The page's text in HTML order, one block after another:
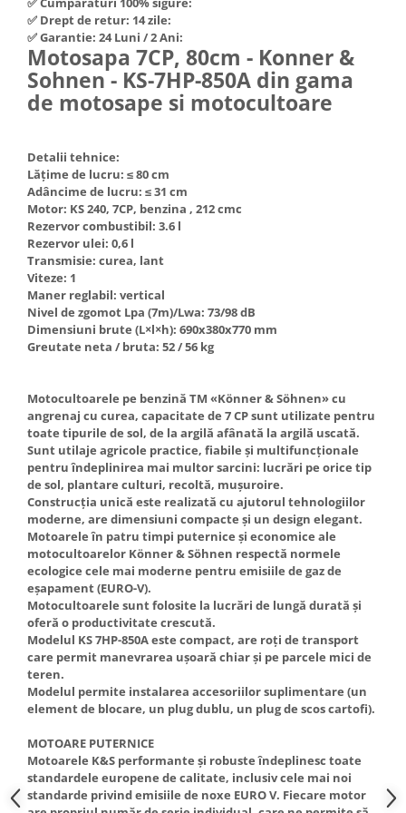
Nivela de masurat
Pistoale de impact electrice si
pneumatice
Pistoale de vopsit
Polizoare electrice de banc si
unghiulare
Rindele si freze pentru lemn
Redresoare auto - roboti de
pornire
Suflante cu aer cald
Scari metalice
Strungurii
Scule pentru electricieni
Truse de scule
Truse de lipit PPR
Ventuze cu brate pentru transport
Vibratoare beton
Hote Telescopice
Hote Traditionale
Hote Incorporabile
Hote Country
Hote Insula
Accesorii, consumabile hote
Masini de tocat carne
Masini de carnati ( CARNATARI )
Masini de spalat vase
Masini de spalat vase incorporabile
Masini de spalat vase
independente
Masini de spalat rufe
Masini de spalat rufe incorporabile
Masini de spalat rufe cu uscator
Uscatoare de rufe
Masini de facut paine
Pachete electrocasnice
incorporabile
Seturi oale
SANDWICH MAKER
Storcatoare de fructe
Televizoare
✅ Drept de retur: 14 zile:
✅ Garantie: 24 Luni / 2 Ani:
Motosapa 7CP, 80cm - Konner &
Sohnen - KS-7HP-850A din gama
de motosape si motocultoare
Detalii tehnice:
Lăţime de lucru: ≤ 80 cm
Adâncime de lucru: ≤ 31 cm
Motor: KS 240, 7CP, benzina , 212 cmc
Rezervor combustibil: 3.6 l
Rezervor ulei: 0,6 l
Transmisie: curea, lant
Viteze: 1
Maner reglabil: vertical
Nivel de zgomot Lpa (7m)/Lwa: 73/98 dB
Dimensiuni brute (L×l×h): 690х380х770 mm
Greutate neta / bruta: 52 / 56 kg
Motocultoarele pe benzină TM «Könner & Söhnen» cu
angrenaj cu curea, capacitate de 7 CP sunt utilizate pentru
toate tipurile de sol, de la argilă afânată la argilă uscată.
Sunt utilaje agricole practice, fiabile și multifuncționale
pentru îndeplinirea mai multor sarcini: lucrări pe orice tip
de sol, plantare culturi, recoltă, mușuroire.
Construcția unică este realizată cu ajutorul tehnologiilor
moderne, are dimensiuni compacte și un design elegant.
Motoarele în patru timpi puternice și economice ale
motocultoarelor Könner & Söhnen respectă normele
ecologice cele mai moderne pentru emisiile de gaz de
eșapament (EURO-V).
Motocultoarele sunt folosite la lucrări de lungă durată și
oferă o productivitate crescută.
Modelul KS 7HP-850A este compact, are roți de transport
care permit manevrarea ușoară chiar și pe parcele mici de
teren.
Modelul permite instalarea accesoriilor suplimentare (un
element de blocare, un plug dublu, un plug de scos cartofi).
MOTOARE PUTERNICE
Motoarele K&S performante și robuste îndeplinesc toate
standardele europene de calitate, inclusiv cele mai noi
standarde privind emisiile de noxe EURO V. Fiecare motor